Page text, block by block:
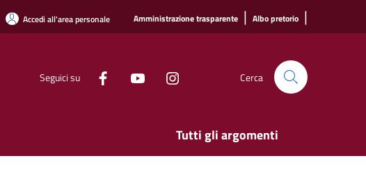
Accedi all'area personale Amministrazione trasparente | Albo pretorio |
Seguici su Cerca
Tutti gli argomenti